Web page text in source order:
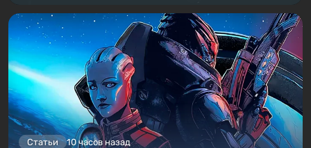
Статьи 10 часов назад